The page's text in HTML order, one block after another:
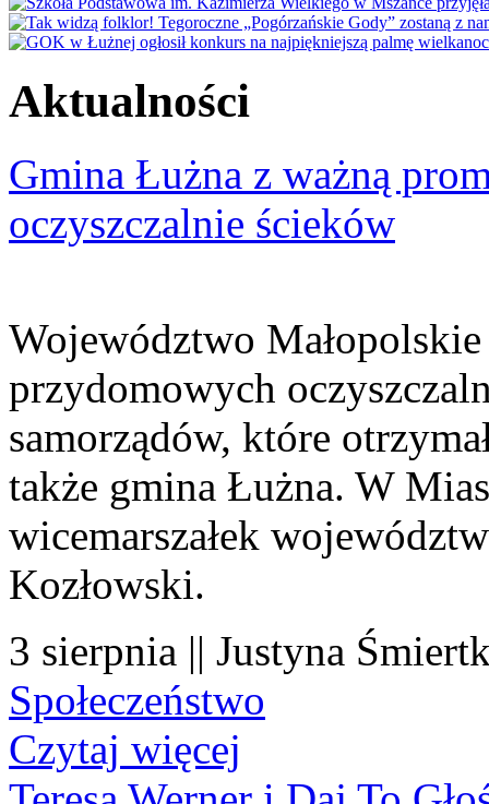
Aktualności
Gmina Łużna z ważną
oczyszczalnie ścieków
Województwo
przydomowych
samorządów, które
także gmina Łużna. W
wicemarszałek
Kozłowski.
3 sierpnia || Justyna
Społeczeństwo
Czytaj więcej